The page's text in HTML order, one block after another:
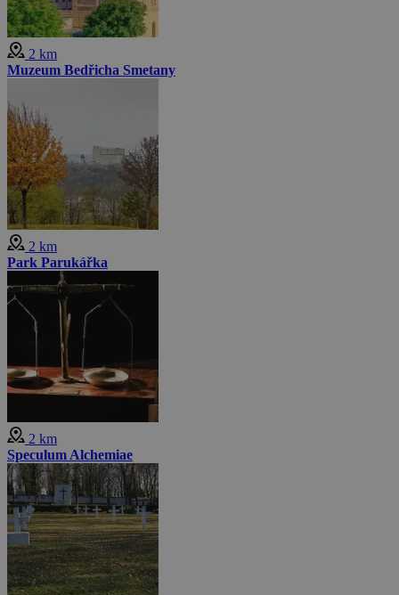
2 km
Muzeum Bedřicha Smetany
2 km
Park Parukářka
2 km
Speculum Alchemiae